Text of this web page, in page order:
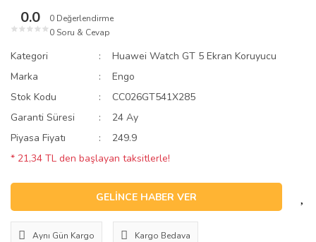
0.0
★ ★ ★ ★ ★
0 Değerlendirme
0 Soru & Cevap
Kategori
Huawei Watch GT 5 Ekran Koruyucu
Marka
Engo
Stok Kodu
CC026GT541X285
Garanti Süresi
24 Ay
Piyasa Fiyatı
249.9
* 21,34 TL den başlayan taksitlerle!
GELİNCE HABER VER
Aynı Gün Kargo Kargo Bedava